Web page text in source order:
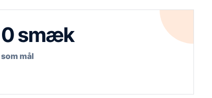
0 smæk
som mål